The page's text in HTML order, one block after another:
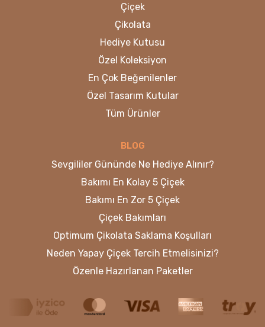
Çiçek
Çikolata
Hediye Kutusu
Özel Koleksiyon
En Çok Beğenilenler
Özel Tasarım Kutular
Tüm Ürünler
BLOG
Sevgililer Gününde Ne Hediye Alınır?
Bakımı En Kolay 5 Çiçek
Bakımı En Zor 5 Çiçek
Çiçek Bakımları
Optimum Çikolata Saklama Koşulları
Neden Yapay Çiçek Tercih Etmelisinizi?
Özenle Hazırlanan Paketler